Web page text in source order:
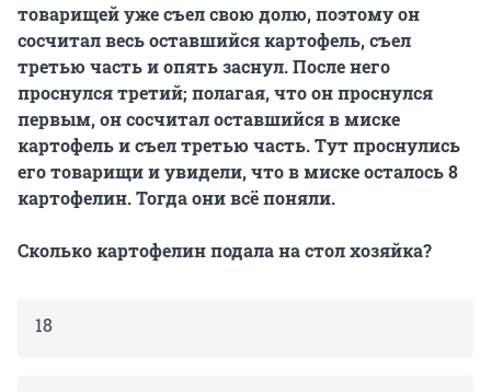
товарищей уже съел свою долю, поэтому он
сосчитал весь оставшийся картофель, съел
третью часть и опять заснул. После него
проснулся третий; полагая, что он проснулся
первым, он сосчитал оставшийся в миске
картофель и съел третью часть. Тут проснулись
его товарищи и увидели, что в миске осталось 8
картофелин. Тогда они всё поняли.
Сколько картофелин подала на стол хозяйка?
18